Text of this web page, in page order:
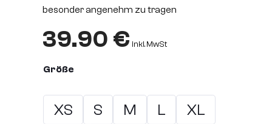
besonder angenehm zu tragen
39.90 € inkl. MwSt
Größe
XS S M L
XL